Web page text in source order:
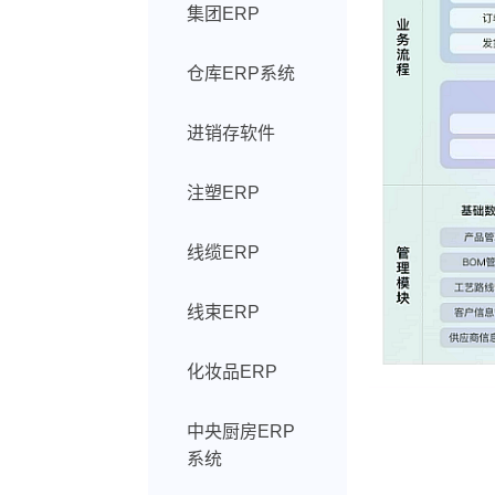
集团ERP
仓库ERP系统
进销存软件
注塑ERP
线缆ERP
线束ERP
化妆品ERP
中央厨房ERP
系统